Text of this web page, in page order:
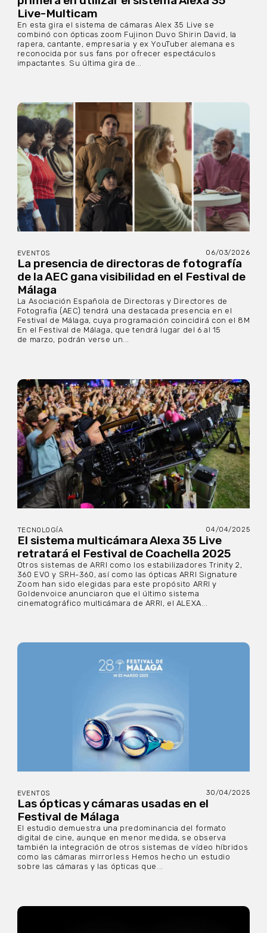
Live-Multicam
En esta gira el sistema de cámaras Alex 35 Live se
combinó con ópticas zoom Fujinon Duvo Shirin David, la
rapera, cantante, empresaria y ex YouTuber alemana es
reconocida por sus fans por ofrecer espectáculos
impactantes. Su última gira de...
EVENTOS 06/03/2026
La presencia de directoras de fotografía
de la AEC gana visibilidad en el Festival de
Málaga
La Asociación Española de Directoras y Directores de
Fotografía (AEC) tendrá una destacada presencia en el
Festival de Málaga, cuya programación coincidirá con el 8M
En el Festival de Málaga, que tendrá lugar del 6 al 15
de marzo, podrán verse un...
TECNOLOGÍA 04/04/2025
El sistema multicámara Alexa 35 Live
retratará el Festival de Coachella 2025
Otros sistemas de ARRI como los estabilizadores Trinity 2,
360 EVO y SRH-360, así como las ópticas ARRI Signature
Zoom han sido elegidas para este propósito ARRI y
Goldenvoice anunciaron que el último sistema
cinematográfico multicámara de ARRI, el ALEXA...
EVENTOS 30/04/2025
Las ópticas y cámaras usadas en el
Festival de Málaga
El estudio demuestra una predominancia del formato
digital de cine, aunque en menor medida, se observa
también la integración de otros sistemas de vídeo híbridos
como las cámaras mirrorless Hemos hecho un estudio
sobre las cámaras y las ópticas que...